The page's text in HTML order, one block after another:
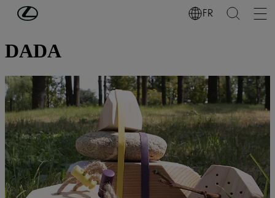
Passer au contenu principal (Appuyez sur Enter) FR
DÉCOUVREZ LEXUS
DADA